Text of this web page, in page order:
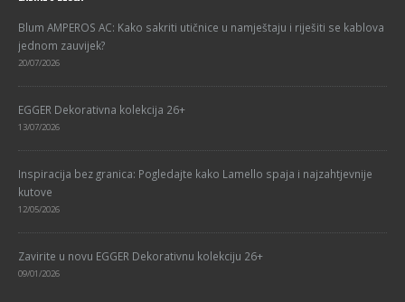
Blum AMPEROS AC: Kako sakriti utičnice u namještaju i riješiti se kablova
jednom zauvijek?
20/07/2026
EGGER Dekorativna kolekcija 26+
13/07/2026
Inspiracija bez granica: Pogledajte kako Lamello spaja i najzahtjevnije
kutove
12/05/2026
Zavirite u novu EGGER Dekorativnu kolekciju 26+
09/01/2026